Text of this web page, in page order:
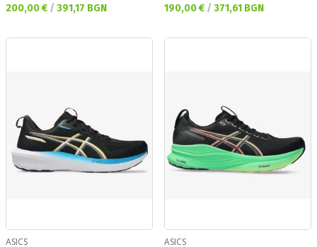
Текуща цена:
200,00 € / 391,17 BGN Текуща цена:
190,00 € / 371,61 BGN
ASICS ASICS